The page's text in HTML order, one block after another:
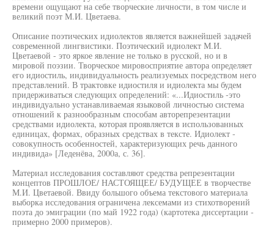
времени ощущают на себе творческие личности, в том числе и
великий поэт М.И. Цветаева.
Описание поэтических идиолектов является важнейшей задачей
современной лингвистики. Поэтический идиолект М.И.
Цветаевой - это яркое явление не только в русской, но и в
мировой поэзии. Творческое мировосприятие автора определяет
его идиостиль, индивидуальность реализуемых посредством него
представлений. В трактовке идиостиля и идиолекта мы будем
придерживаться следующих определений: «...Идиостиль -это
индивидуально устанавливаемая языковой личностью система
отношений к разнообразным способам авторепрезентации
средствами идиолекта, которая проявляется в использованных
единицах, формах, образных средствах в тексте. Идиолект -
совокупность особенностей, характеризующих речь данного
индивида» [Леденёва, 2000а, с. 36].
Материал исследования составляют средства репрезентации
концептов ПРОШЛОЕ/ НАСТОЯЩЕЕ/ БУДУЩЕЕ в творчестве
М.И. Цветаевой. Ввиду большого объема текстового материала
выборка исследования ограничена лексемами из стихотворений
поэта до эмиграции (по май 1922 года) (картотека диссертации -
примерно 2000 примеров).